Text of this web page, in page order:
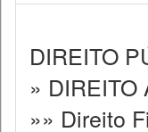
DIREITO
» DIREITO
»» Direito